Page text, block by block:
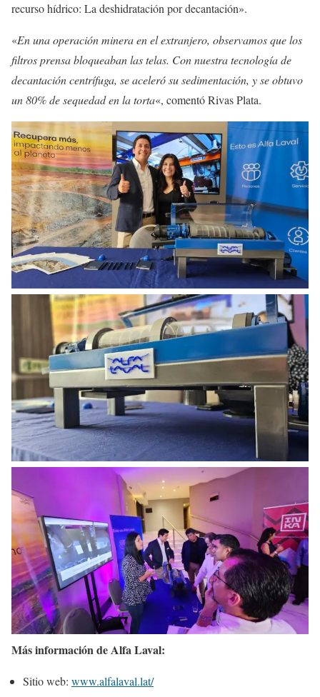
recurso hídrico: La deshidratación por decantación».
«En una operación minera en el extranjero, observamos que los
filtros prensa bloqueaban las telas. Con nuestra tecnología de
decantación centrífuga, se aceleró su sedimentación, y se obtuvo
un 80% de sequedad en la torta«, comentó Rivas Plata.
Más información de Alfa Laval:
Sitio web: www.alfalaval.lat/